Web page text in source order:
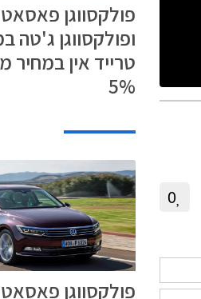
0
פולקסווגן פאסאט
ופולקסווגן ג'טה
טרייד אין במחיר
5%
פולקסווגן פאסאט